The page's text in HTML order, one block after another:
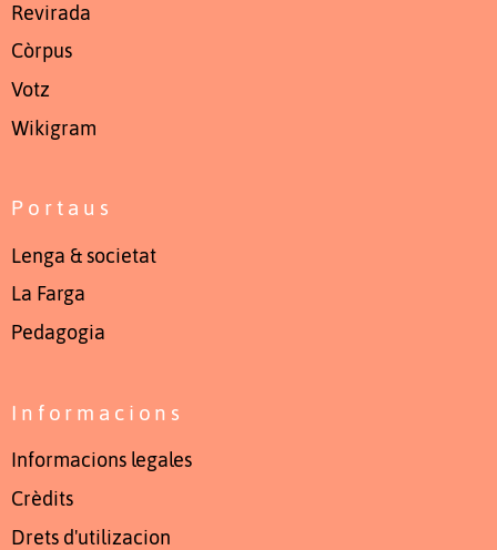
Revirada
Còrpus
Votz
Wikigram
Portaus
Lenga & societat
La Farga
Pedagogia
Informacions
Informacions legales
Crèdits
Drets d'utilizacion